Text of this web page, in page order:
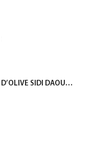
THON ENTIER A L’HUILE D’OLIVE SIDI DAOUD 950G